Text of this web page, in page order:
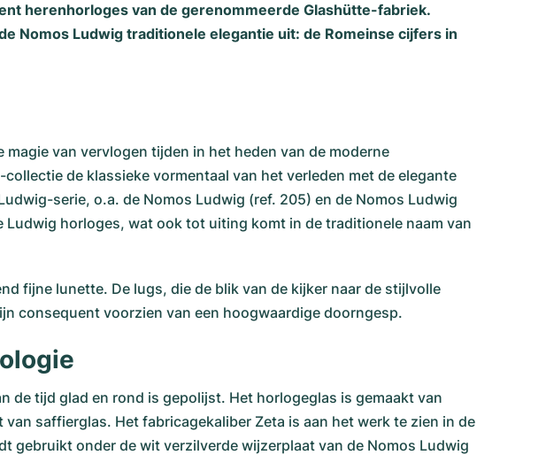
herenhorloges van de gerenommeerde Glashütte-fabriek.
Nomos Ludwig traditionele elegantie uit: de Romeinse cijfers in
van vervlogen tijden in het heden van de moderne
de klassieke vormentaal van het verleden met de elegante
serie, o.a. de Nomos Ludwig (ref. 205) en de Nomos Ludwig
horloges, wat ook tot uiting komt in de traditionele naam van
fijne lunette. De lugs, die de blik van de kijker naar de stijlvolle
consequent voorzien van een hoogwaardige doorngesp.
de tijd glad en rond is gepolijst. Het horlogeglas is gemaakt van
saffierglas. Het fabricagekaliber Zeta is aan het werk te zien in de
gebruikt onder de wit verzilverde wijzerplaat van de Nomos Ludwig